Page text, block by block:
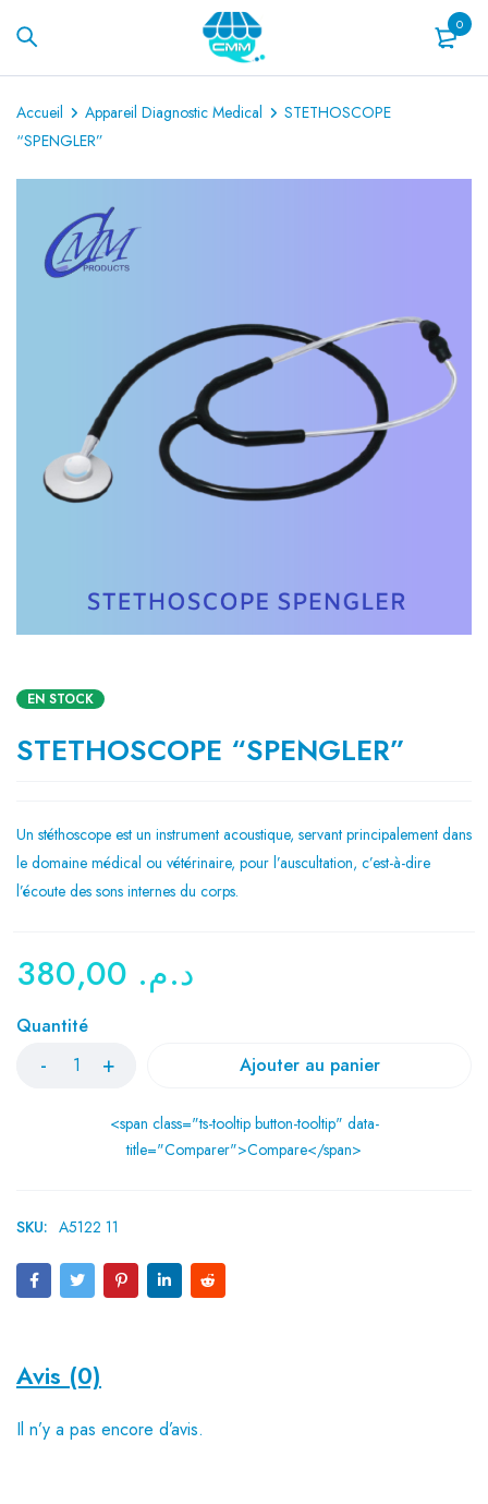
0
Accueil Appareil Diagnostic Medical
STETHOSCOPE
“SPENGLER”
EN STOCK
STETHOSCOPE “SPENGLER”
Un stéthoscope est un instrument acoustique, servant principalement dans
le domaine médical ou vétérinaire, pour l’auscultation, c’est-à-dire
l’écoute des sons internes du corps.
د.م.
Quantité
Ajouter au panier
<span class="ts-tooltip button-tooltip" data-
title="Comparer">Compare</span>
SKU: A5122 11
Avis (0)
Il n’y a pas encore d’avis.